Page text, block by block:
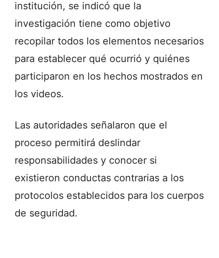
institución, se indicó que la
investigación tiene como objetivo
recopilar todos los elementos necesarios
para establecer qué ocurrió y quiénes
participaron en los hechos mostrados en
los videos.
Las autoridades señalaron que el
proceso permitirá deslindar
responsabilidades y conocer si
existieron conductas contrarias a los
protocolos establecidos para los cuerpos
de seguridad.